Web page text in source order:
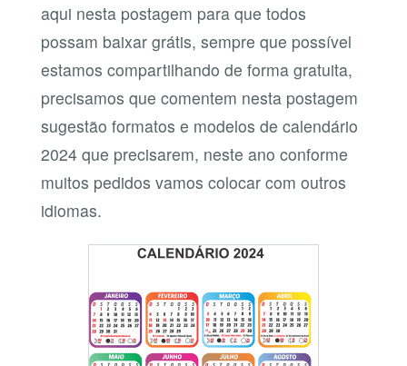
aqui nesta postagem para que todos
possam baixar grátis, sempre que possível
estamos compartilhando de forma gratuita,
precisamos que comentem nesta postagem
sugestão formatos e modelos de calendário
2024 que precisarem, neste ano conforme
muitos pedidos vamos colocar com outros
idiomas.